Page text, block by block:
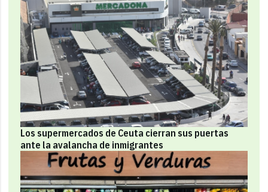
Los supermercados de Ceuta cierran sus puertas
ante la avalancha de inmigrantes